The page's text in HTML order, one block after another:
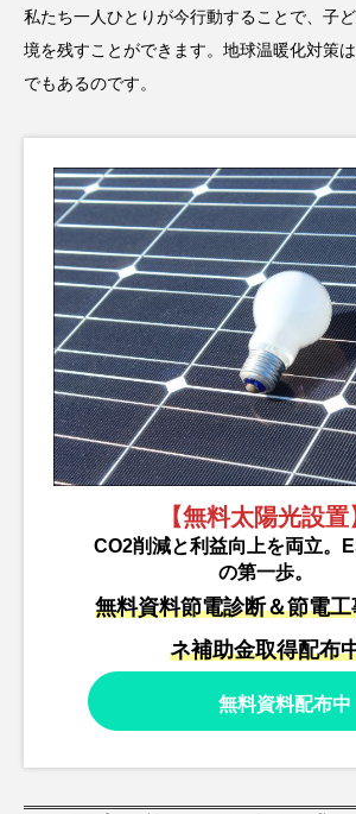
私たち一人ひとりが今行動することで、子
境を残すことができます。地球温暖化対策
でもあるのです。
【無料太陽光設置
CO2削減と利益向上を両立。
の第一歩。
無料資料節電診断＆節電
ネ補助金取得配布
無料資料配布中